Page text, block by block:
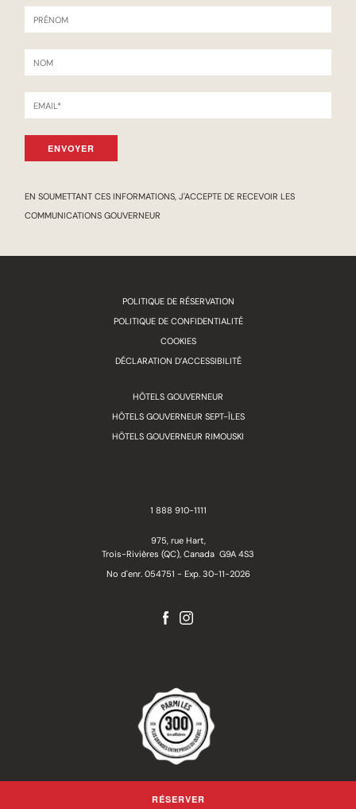
RÉSERVER
ENVOYER
EN SOUMETTANT CES INFORMATIONS, J'ACCEPTE DE RECEVOIR LES
COMMUNICATIONS GOUVERNEUR
POLITIQUE DE RÉSERVATION
POLITIQUE DE CONFIDENTIALITÉ
COOKIES
DÉCLARATION D’ACCESSIBILITÉ
HÔTELS GOUVERNEUR
HÔTELS GOUVERNEUR SEPT-ÎLES
HÔTELS GOUVERNEUR RIMOUSKI
1 888 910-1111
975, rue Hart,
Trois-Rivières (QC), Canada G9A 4S3
No d'enr. 054751 - Exp. 30-11-2026